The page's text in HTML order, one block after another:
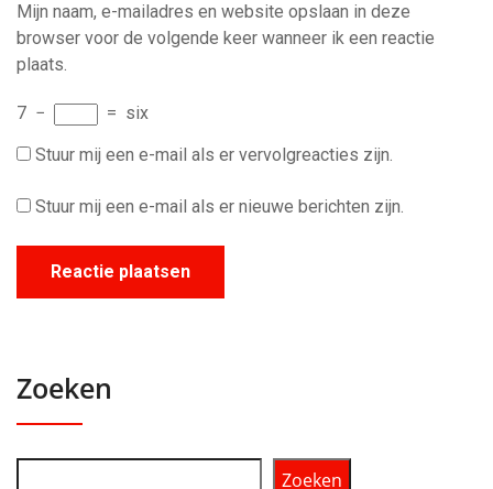
Mijn naam, e-mailadres en website opslaan in deze
browser voor de volgende keer wanneer ik een reactie
plaats.
7 − = six
Stuur mij een e-mail als er vervolgreacties zijn.
Stuur mij een e-mail als er nieuwe berichten zijn.
Zoeken
Zoeken